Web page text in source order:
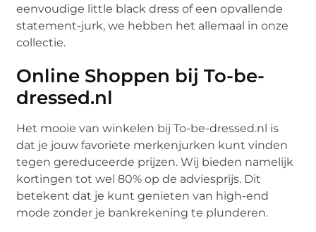
eenvoudige little black dress of een opvallende
statement-jurk, we hebben het allemaal in onze
collectie.
Online Shoppen bij To-be-
dressed.nl
Het mooie van winkelen bij To-be-dressed.nl is
dat je jouw favoriete merkenjurken kunt vinden
tegen gereduceerde prijzen. Wij bieden namelijk
kortingen tot wel 80% op de adviesprijs. Dit
betekent dat je kunt genieten van high-end
mode zonder je bankrekening te plunderen.